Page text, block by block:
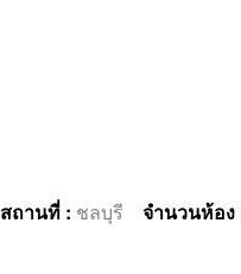
สถานที่ : ชลบุรี จำนวนห้อง